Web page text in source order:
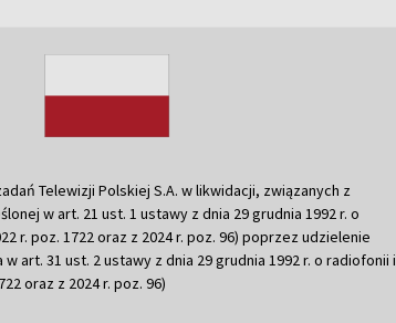
Telewizji Polskiej S.A. w likwidacji, związanych z
w art. 21 ust. 1 ustawy z dnia 29 grudnia 1992 r. o
r. poz. 1722 oraz z 2024 r. poz. 96) poprzez udzielenie
art. 31 ust. 2 ustawy z dnia 29 grudnia 1992 r. o radiofonii i
oraz z 2024 r. poz. 96)